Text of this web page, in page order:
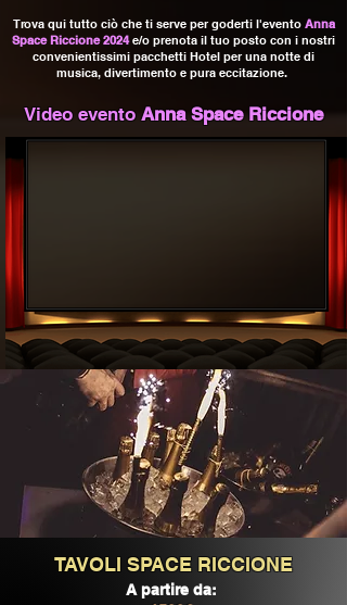
Trova qui tutto ciò che ti serve per goderti l'evento Anna
Space Riccione 2024e/o prenota il tuo posto con i nostri
convenientissimi pacchetti Hotel per una notte di
musica, divertimento e pura eccitazione.
Video eventoAnna Space Riccione
TAVOLI SPACE RICCIONE
A partire da: